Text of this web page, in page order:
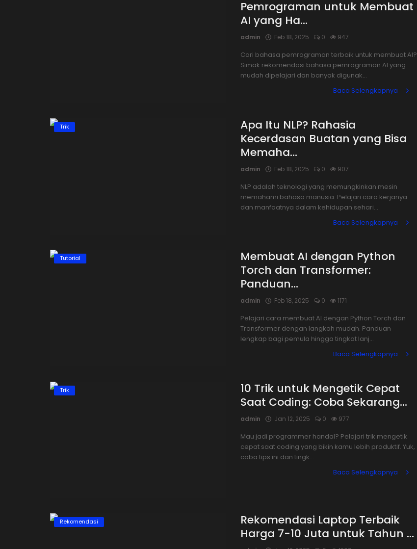
Pemrograman untuk Membuat
AI yang Ha...
admin Feb 18, 2025 0 947
Cari bahasa pemrograman terbaik untuk membuat AI?
Simak rekomendasi bahasa pemrograman AI yang
mudah dipelajari dan banyak digunak...
Baca Selengkapnya
Trik
Apa Itu NLP? Rahasia
Kecerdasan Buatan yang Bisa
Memaha...
admin Feb 18, 2025 0 907
NLP adalah teknologi yang memungkinkan mesin
memahami bahasa manusia. Pelajari cara kerjanya
dan manfaatnya dalam kehidupan sehari...
Baca Selengkapnya
Tutorial
Membuat AI dengan Python
Torch dan Transformer:
Panduan...
admin Feb 18, 2025 0 1171
Pelajari cara membuat AI dengan Python Torch dan
Transformer dengan langkah mudah. Panduan
lengkap bagi pemula hingga tingkat lanj...
Baca Selengkapnya
Trik
10 Trik untuk Mengetik Cepat
Saat Coding: Coba Sekarang...
admin Jan 12, 2025 0 977
Mau jadi programmer handal? Pelajari trik mengetik
cepat saat coding yang bikin kamu lebih produktif. Yuk,
coba tips ini dan tingk...
Baca Selengkapnya
Rekomendasi
Rekomendasi Laptop Terbaik
Harga 7-10 Juta untuk Tahun ...